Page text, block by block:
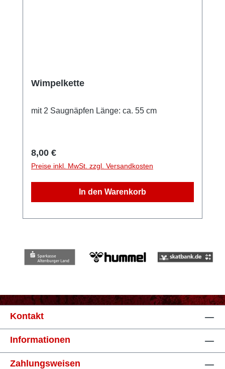
Wimpelkette
mit 2 Saugnäpfen Länge: ca. 55 cm
Regulärer Preis:
8,00 €
Preise inkl. MwSt. zzgl. Versandkosten
In den Warenkorb
Kontakt
Informationen
Zahlungsweisen